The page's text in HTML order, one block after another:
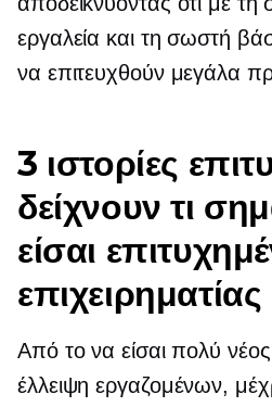
εργαλεία και τη σωστή
να επιτευχθούν μεγάλα
3 ιστορίες
δείχνουν τι
είσαι
επιχειρηματίας
Από το να είσαι πολύ
έλλειψη εργαζομένων,